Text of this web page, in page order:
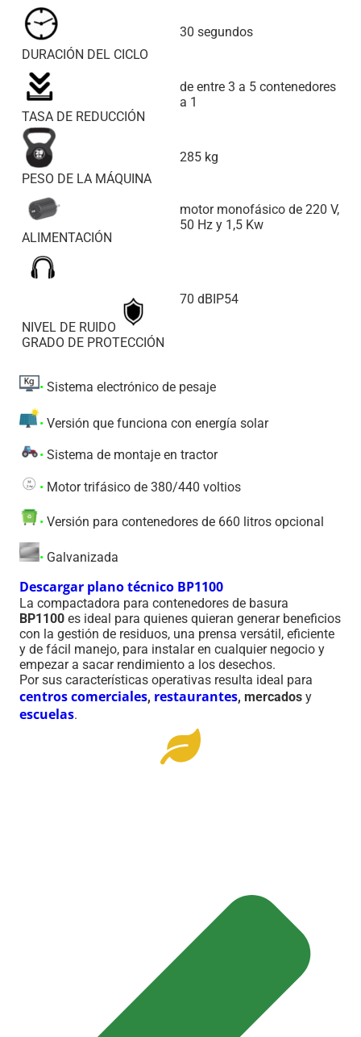
DURACIÓN DEL CICLO
30 segundos
TASA DE REDUCCIÓN
de entre 3 a 5 contenedores
a 1
PESO DE LA MÁQUINA
285 kg
ALIMENTACIÓN
motor monofásico de 220 V,
50 Hz y 1,5 Kw
NIVEL DE RUIDO
GRADO DE PROTECCIÓN
70 dBIP54
• Sistema electrónico de pesaje
• Versión que funciona con energía solar
• Sistema de montaje en tractor
• Motor trifásico de 380/440 voltios
• Versión para contenedores de 660 litros opcional
• Galvanizada
Descargar plano técnico BP1100
La compactadora para contenedores de basura
BP1100 es ideal para quienes quieran generar beneficios
con la gestión de residuos, una prensa versátil, eficiente
y de fácil manejo, para instalar en cualquier negocio y
empezar a sacar rendimiento a los desechos.
Por sus características operativas resulta ideal para
centros comerciales, restaurantes, mercados y
escuelas.